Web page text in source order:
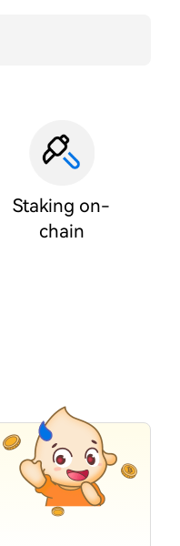
Staking on-
chain